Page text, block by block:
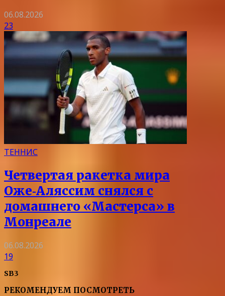
06.08.2026
23
ТЕННИС
Четвертая ракетка мира
Оже‑Аляссим снялся с
домашнего «Мастерса» в
Монреале
06.08.2026
19
SB3
РЕКОМЕНДУЕМ ПОСМОТРЕТЬ